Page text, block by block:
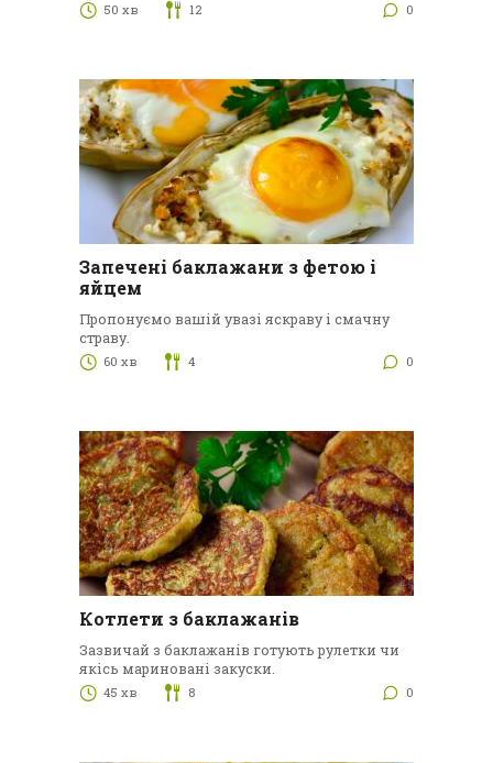
50 хв 12 0
Запечені баклажани з фетою і
яйцем
Пропонуємо вашій увазі яскраву і смачну
страву.
60 хв 4 0
Котлети з баклажанів
Зазвичай з баклажанів готують рулетки чи
якісь мариновані закуски.
45 хв 8 0